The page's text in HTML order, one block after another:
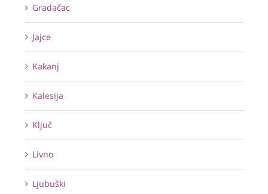
Gradačac
Jajce
Kakanj
Kalesija
Ključ
Livno
Ljubuški